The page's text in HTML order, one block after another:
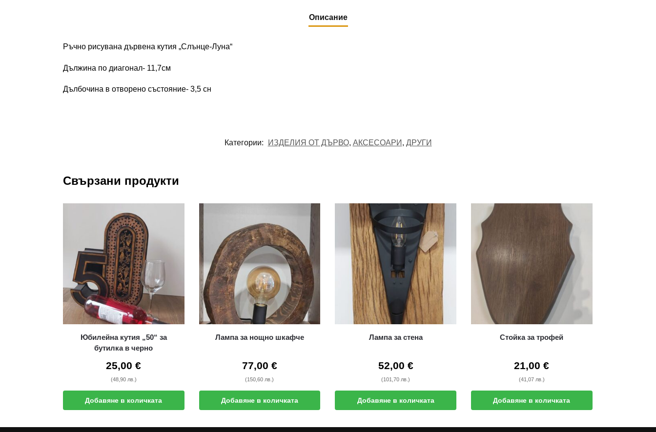
Описание
Ръчно рисувана дървена кутия „Слънце-Луна“
Дължина по диагонал- 11,7см
Дълбочина в отворено състояние- 3,5 сн
Категории: ИЗДЕЛИЯ ОТ ДЪРВО, АКСЕСОАРИ , ДРУГИ
Свързани продукти
Юбилейна кутия „50“ за
бутилка в черно
25,00€
(48,90 лв.)
Добавяне в количката
Лампа за нощно шкафче
77,00 €
(150,60 лв.)
Добавяне в количката
Лампа за стена
52,00 €
(101,70 лв.)
Добавяне в количката
Стойка за трофей
21,00€
(41,07 лв.)
Добавяне в количката